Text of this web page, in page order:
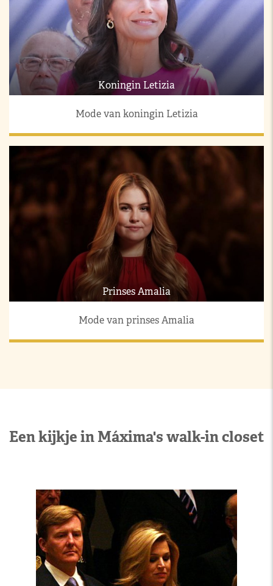
Koningin Letizia
Mode van koningin Letizia
Prinses Amalia
Mode van prinses Amalia
Een kijkje in Máxima's walk-in closet